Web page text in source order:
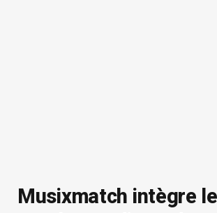
Musixmatch intègre